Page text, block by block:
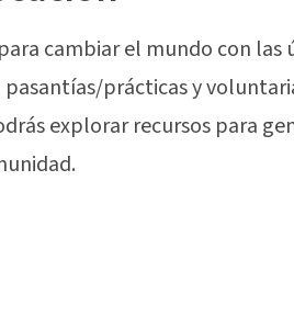
cambiar el mundo con las
prácticas y
explorar recursos para